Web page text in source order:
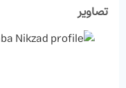
تصاویر